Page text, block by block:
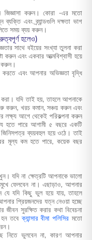
জিজ্ঞাসা করুন। কোরা -এর মতো
এবং ব্র্যান্ডগুলি দক্ষতা ভাগ
সময় ব্যয় করুন।
হলেও)
সাথে বইয়ের সংখ্যা তুলনা করা
করুন এবং একবার আত্মবিশ্বাসী হয়ে
করুন।
করতে এবং আপনার অভিজ্ঞতা বৃদ্ধি
করা। যদি তাই হয়, তাহলে আপনাকে
শুরু করুন, খরচ কমান, সঞ্চয় করুন এবং
লক্ষ্য আগে থেকেই পরিকল্পনা করুন
হতে পারে আগামী ৫ বছরে একটি
ব্যয়বহুল হয়ে ওঠে। তাই
মূল্য কম হতে পারে, কয়েক বছর
যদি না ক্ষেত্রটি আপনাকে ভালো
ফেলবেন না। এছাড়াও, আপনার
যে যদি কিছু ভুল হয়ে যায়, তাহলে
প্রিয়জনদের যত্ন নেওয়া হচ্ছে
জীবন সুরক্ষিত করার কথা বিবেচনা
হন তবেক্যান্সার বীমা পলিসির মতো
নিতে ভুলবেন না, কারণ আপনার